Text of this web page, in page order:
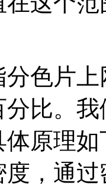
分色片
分比。
体原理
，通